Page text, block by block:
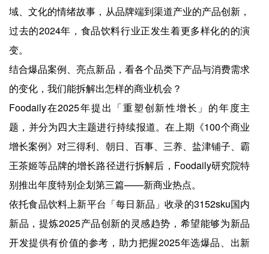
域、文化的情绪故事，从品牌端到渠道产业的产品创新，
过去的2024年，食品饮料行业正发生着更多样化的的演
变。
结合爆品案例、亮点新品，看各个品类下产品与消费需求
的变化，我们能拆解出怎样的商业机会？
Foodaily在2025年提出「重塑创新性增长」的年度主
题，并分为四大主题进行持续报道。在上期《100个商业
增长案例》对三得利、朝日、百事、三养、盐津铺子、霸
王茶姬等品牌的增长路径进行拆解后，Foodaily研究院特
别推出年度特别企划第三篇——新商业热点。
依托食品饮料上新平台「每日新品」收录的3152sku国内
新品，提炼2025产品创新的灵感趋势，希望能够为新品
开发提供有价值的参考，助力把握2025年选爆品、出新